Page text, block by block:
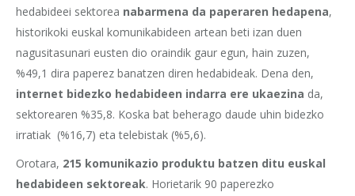
hedabideei sektorea nabarmena da paperaren hedapena,
historikoki euskal komunikabideen artean beti izan duen
nagusitasunari eusten dio oraindik gaur egun, hain zuzen,
%49,1 dira paperez banatzen diren hedabideak. Dena den,
internet bidezko hedabideen indarra ere ukaezina da,
sektorearen %35,8. Koska bat beherago daude uhin bidezko
irratiak (%16,7) eta telebistak (%5,6).
Orotara, 215 komunikazio produktu batzen ditu euskal
hedabideen sektoreak. Horietarik 90 paperezko